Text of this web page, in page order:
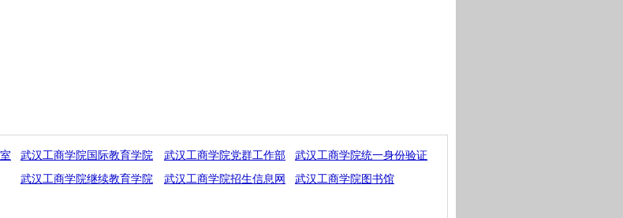
武汉工商学院国际教育学院 武汉工商学院党群工作部
武汉工商学院统一身份验证
武汉工商学院继续教育学院 武汉工商学院招生信息网
武汉工商学院图书馆